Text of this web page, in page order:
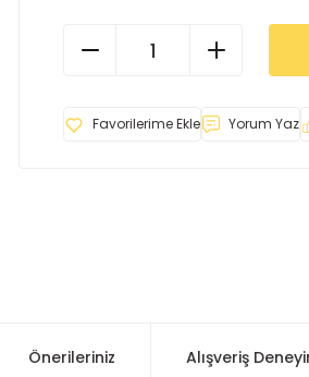
Yorum Yaz
Önerileriniz Alışveriş